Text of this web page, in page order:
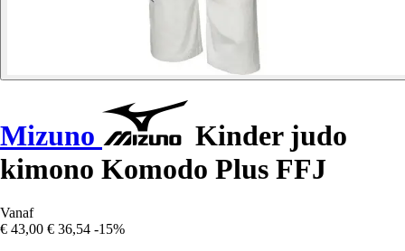
Mizuno
Kinder judo
kimono Komodo Plus FFJ
Vanaf
€ 43,00 € 36,54 -15%